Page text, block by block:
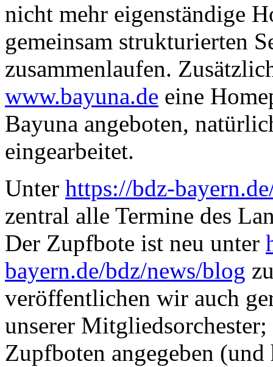
nicht mehr eigenständige
gemeinsam strukturierten
zusammenlaufen.
www.bayuna.de eine
Bayuna angeboten,
eingearbeitet.
Unter https://bdz-
zentral alle Termine des
Der Zupfbote ist neu unter
bayern.de/bdz/news/blog
veröffentlichen wir auch
unserer
Zupfboten angegeben